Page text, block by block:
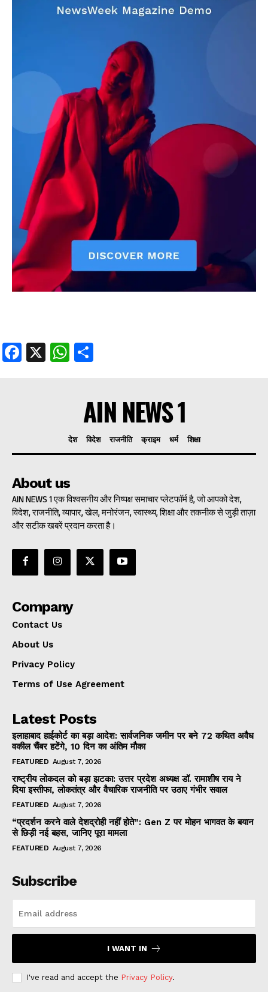
AIN NEWS 1
Contact Us
About Us
Privacy Policy
Terms of Use Agreement
Facebook
X WhatsApp
Share
Facebook
X WhatsApp
AIN NEWS 1
देश विदेश राजनीति क्राइम धर्म शिक्षा
About us
AIN NEWS 1 एक विश्वसनीय और निष्पक्ष समाचार प्लेटफॉर्म है, जो आपको देश,
विदेश, राजनीति, व्यापार, खेल, मनोरंजन, स्वास्थ्य, शिक्षा और तकनीक से जुड़ी ताज़ा
और सटीक खबरें प्रदान करता है।
Company
Contact Us
About Us
Privacy Policy
Terms of Use Agreement
Latest Posts
इलाहाबाद हाईकोर्ट का बड़ा आदेश: सार्वजनिक जमीन पर बने 72 कथित अवैध
वकील चैंबर हटेंगे, 10 दिन का अंतिम मौका
FEATURED August 7, 2026
राष्ट्रीय लोकदल को बड़ा झटका: उत्तर प्रदेश अध्यक्ष डॉ. रामाशीष राय ने
दिया इस्तीफा, लोकतंत्र और वैचारिक राजनीति पर उठाए गंभीर सवाल
FEATURED August 7, 2026
“प्रदर्शन करने वाले देशद्रोही नहीं होते”: Gen Z पर मोहन भागवत के बयान
से छिड़ी नई बहस, जानिए पूरा मामला
FEATURED August 7, 2026
Subscribe
I WANT IN
I've read and accept the Privacy Policy.